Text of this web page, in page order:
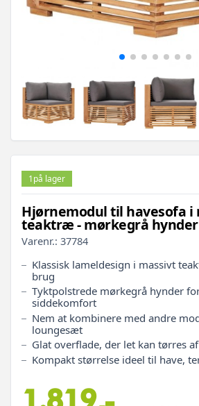
1på lager
Hjørnemodul til havesofa i
teaktræ - mørkegrå hynder
Varenr.: 37784
Klassisk lameldesign i massivt
brug
Tyktpolstrede mørkegrå hynder
siddekomfort
Nem at kombinere med andre
loungesæt
Glat overflade, der let kan tørres af
Kompakt størrelse ideel til have,